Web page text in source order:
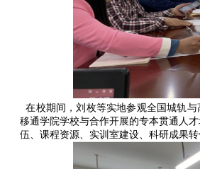
在校期间，刘枚等实地参观全国城轨
移通学院学校与合作开展的专本贯通人
伍、课程资源、实训室建设、科研成果